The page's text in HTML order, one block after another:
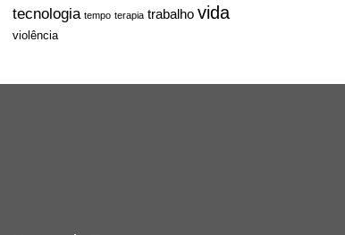
tecnologia tempo terapia trabalho vida
violência